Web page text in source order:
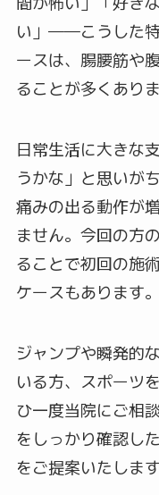
い」――こうした
ースは、腸腰筋や
ることが多くありま
日常生活に大きな
うかな」と思いが
痛みの出る動作が
ません。今回の方
ることで初回の施
ケースもあります。
ジャンプや瞬発的
いる方、スポーツ
ひ一度当院にご相
をしっかり確認し
をご提案いたします